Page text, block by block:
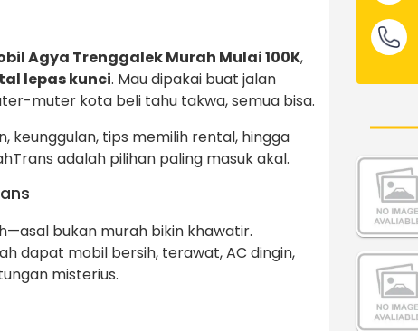
Agya Trenggalek Murah Mulai 100K,
lepas kunci. Mau dipakai buat jalan
muter kota beli tahu takwa, semua bisa.
keunggulan, tips memilih rental, hingga
adalah pilihan paling masuk akal.
bukan murah bikin khawatir.
dapat mobil bersih, terawat, AC dingin,
misterius.